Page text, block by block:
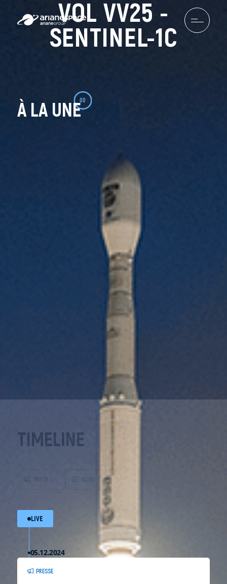
VOL VV25 -
SENTINEL-1C
À LA UNE00
TIMELINE
PRESS VIDEO (01)
LIVE
05.12.2024
PRESSE